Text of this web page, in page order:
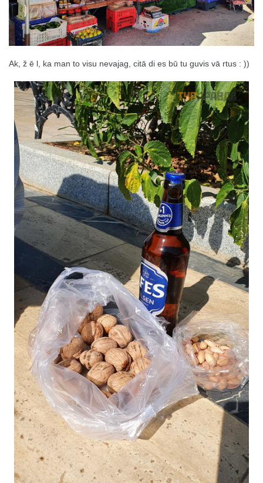
Ak, ž ē l, ka man to visu nevajag, citā di es bū tu guvis vā rtus : ))